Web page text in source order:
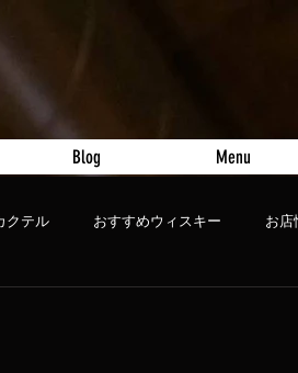
Blog Menu
クテル おすすめウィスキー お店
ール